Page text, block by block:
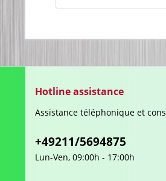
Hotline assistance
Assistance téléphonique et
+49211/5694875
Lun-Ven, 09:00h - 17:00h